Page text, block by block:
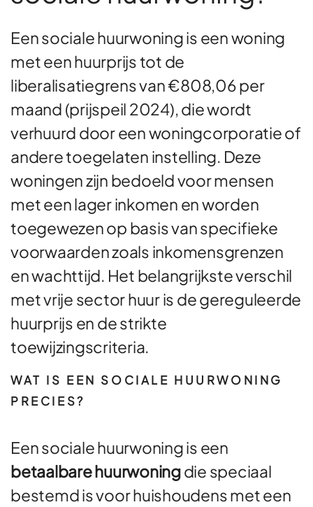
Een sociale huurwoning is een woning
met een huurprijs tot de
liberalisatiegrens van €808,06 per
maand (prijspeil 2024), die wordt
verhuurd door een woningcorporatie of
andere toegelaten instelling. Deze
woningen zijn bedoeld voor mensen
met een lager inkomen en worden
toegewezen op basis van specifieke
voorwaarden zoals inkomensgrenzen
en wachttijd. Het belangrijkste verschil
met vrije sector huur is de gereguleerde
huurprijs en de strikte
toewijzingscriteria.
WAT IS EEN SOCIALE HUURWONING
PRECIES?
Een sociale huurwoning is een
betaalbare huurwoningdie speciaal
bestemd is voor huishoudens met een